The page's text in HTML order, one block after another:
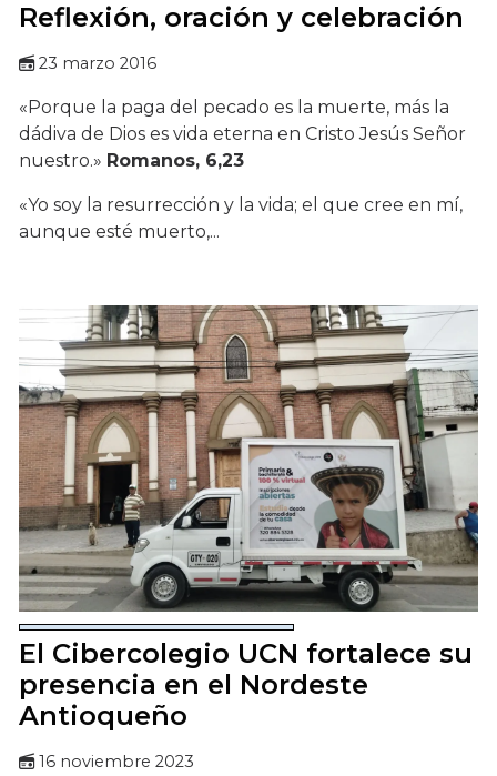
Reflexión, oración y celebración
23 marzo 2016
«Porque la paga del pecado es la muerte, más la
dádiva de Dios es vida eterna en Cristo Jesús Señor
nuestro.» Romanos, 6,23
«Yo soy la resurrección y la vida; el que cree en mí,
aunque esté muerto,...
El Cibercolegio UCN fortalece su
presencia en el Nordeste
Antioqueño
16 noviembre 2023